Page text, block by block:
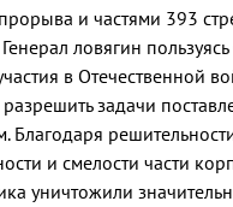
и частями 393
ловягин
в Отечественной
задачи
Благодаря
и смелости части
уничтожили